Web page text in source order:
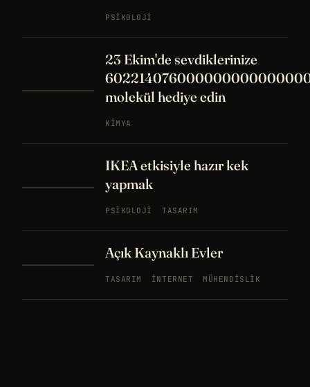
PSIKOLOJI
23 Ekim'de sevdiklerinize
molekül hediye edin
KIMYA
IKEA etkisiyle hazır kek
yapmak
PSIKOLOJI TASARIM
Açık Kaynaklı Evler
TASARIM İNTERNET MÜHENDISLIK